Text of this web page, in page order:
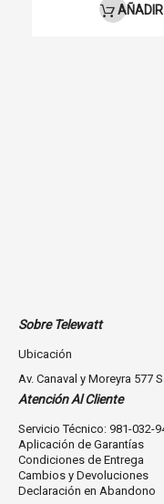
AÑADIR
Sobre Telewatt
Ubicación
Av. Canaval y Moreyra 577
Atención Al Cliente
Servicio Técnico: 981-032-
Aplicación de Garantías
Condiciones de Entrega
Cambios y Devoluciones
Declaración en Abandono